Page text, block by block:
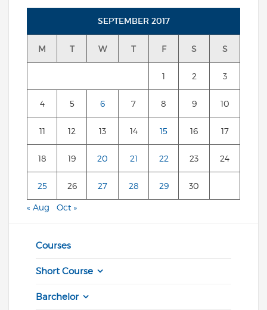
SEPTEMBER 2017
M T W T F S S
1 2 3
4 5 6 7 8 9 10
11 12 13 14 15 16 17
18 19 20 21 22 23 24
25 26 27 28 29 30
« Aug Oct »
Courses
Short Course
Barchelor